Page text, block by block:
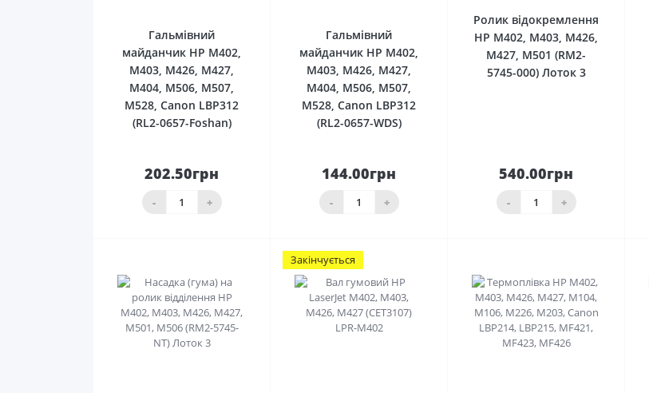
Гальмівний
майданчик HP M402,
M403, M426, M427,
M404, M506, M507,
M528, Canon LBP312
(RL2-0657-Foshan)
202.50грн
- +
До
кошика
Гальмівний
майданчик HP M402,
M403, M426, M427,
M404, M506, M507,
M528, Canon LBP312
(RL2-0657-WDS)
144.00грн
- +
До
кошика
Ролик відокремлення
HP M402, M403, M426,
M427, M501 (RM2-
5745-000) Лоток 3
540.00грн
- +
До
кошика
Закінчується